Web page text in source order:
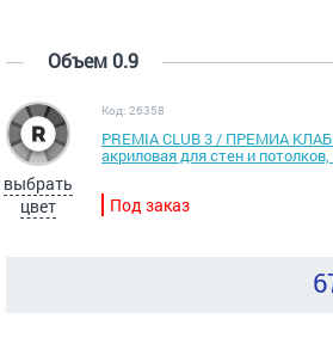
Объем 0.9
выбрать
цвет
Код: 26358
PREMIA CLUB 3 / ПРЕМИА КЛАБ
акриловая для стен и
Под заказ